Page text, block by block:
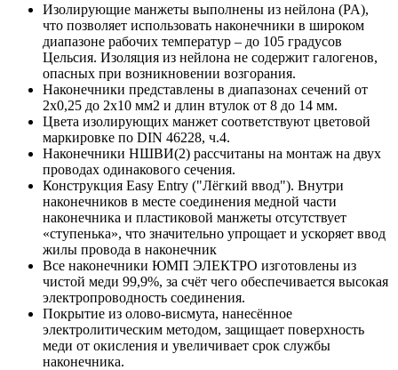
Изолирующие манжеты выполнены из нейлона (PA),
что позволяет использовать наконечники в широком
диапазоне рабочих температур – до 105 градусов
Цельсия. Изоляция из нейлона не содержит галогенов,
опасных при возникновении возгорания.
Наконечники представлены в диапазонах сечений от
2х0,25 до 2х10 мм2 и длин втулок от 8 до 14 мм.
Цвета изолирующих манжет соответствуют цветовой
маркировке по DIN 46228, ч.4.
Наконечники НШВИ(2) рассчитаны на монтаж на двух
проводах одинакового сечения.
Конструкция Easy Entry ("Лёгкий ввод"). Внутри
наконечников в месте соединения медной части
наконечника и пластиковой манжеты отсутствует
«ступенька», что значительно упрощает и ускоряет ввод
жилы провода в наконечник
Все наконечники ЮМП ЭЛЕКТРО изготовлены из
чистой меди 99,9%, за счёт чего обеспечивается высокая
электропроводность соединения.
Покрытие из олово-висмута, нанесённое
электролитическим методом, защищает поверхность
меди от окисления и увеличивает срок службы
наконечника.